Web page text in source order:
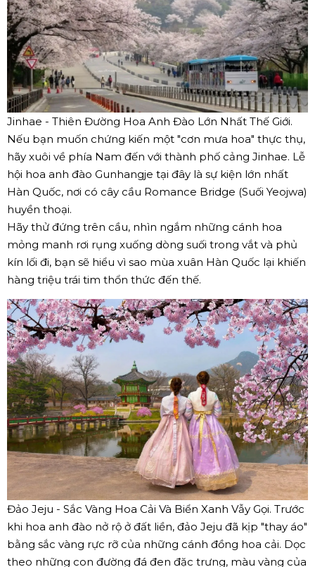
Jinhae - Thiên Đường Hoa Anh Đào Lớn Nhất Thế Giới.
Nếu bạn muốn chứng kiến một "cơn mưa hoa" thực thụ,
hãy xuôi về phía Nam đến với thành phố cảng Jinhae. Lễ
hội hoa anh đào Gunhangje tại đây là sự kiện lớn nhất
Hàn Quốc, nơi có cây cầu Romance Bridge (Suối Yeojwa)
huyền thoại.
Hãy thử đứng trên cầu, nhìn ngắm những cánh hoa
mỏng manh rơi rụng xuống dòng suối trong vắt và phủ
kín lối đi, bạn sẽ hiểu vì sao mùa xuân Hàn Quốc lại khiến
hàng triệu trái tim thổn thức đến thế.
Đảo Jeju - Sắc Vàng Hoa Cải Và Biển Xanh Vẫy Gọi. Trước
khi hoa anh đào nở rộ ở đất liền, đảo Jeju đã kịp "thay áo"
bằng sắc vàng rực rỡ của những cánh đồng hoa cải. Dọc
theo những con đường đá đen đặc trưng, màu vàng của